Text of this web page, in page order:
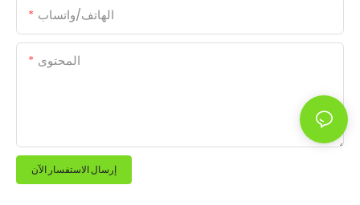
الهاتف/واتساب
المحتوى
إرسال الاستفسار الآن